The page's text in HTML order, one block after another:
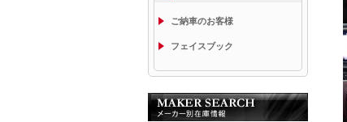
ご納車のお客様
フェイスブック